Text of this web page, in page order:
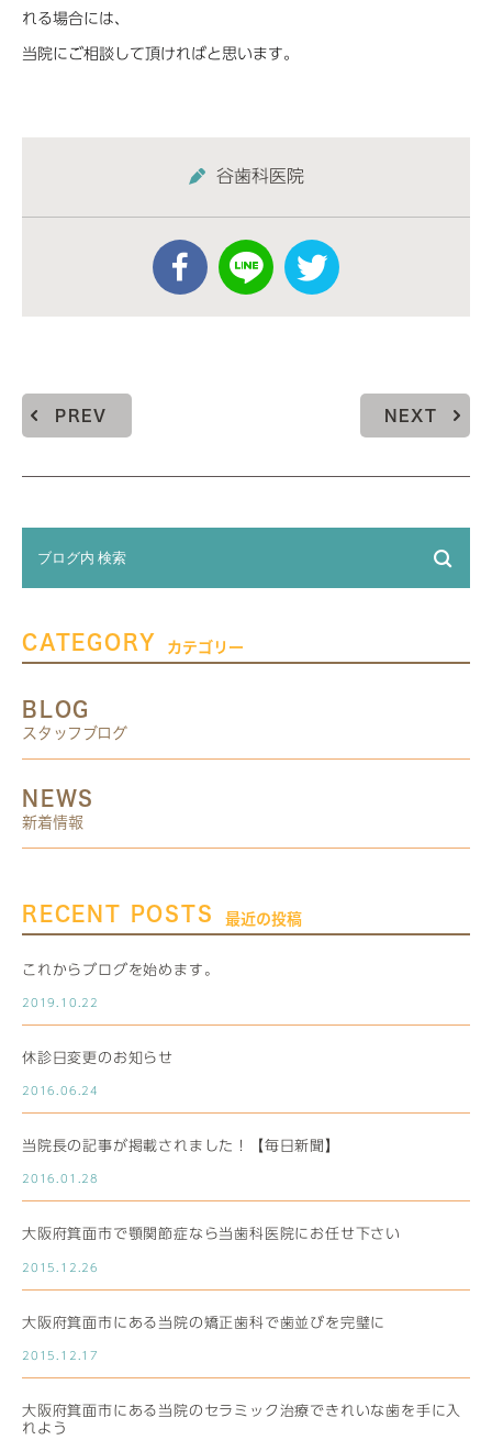
れる場合には、
当院にご相談して頂ければと思います。
谷歯科医院
PREV NEXT
CATEGORY カテゴリー
BLOG
スタッフブログ
NEWS
新着情報
RECENT POSTS 最近の投稿
これからブログを始めます。
2019.10.22
休診日変更のお知らせ
2016.06.24
当院長の記事が掲載されました！【毎日新聞】
2016.01.28
大阪府箕面市で顎関節症なら当歯科医院にお任せ下さい
2015.12.26
大阪府箕面市にある当院の矯正歯科で歯並びを完璧に
2015.12.17
大阪府箕面市にある当院のセラミック治療できれいな歯を手に入
れよう